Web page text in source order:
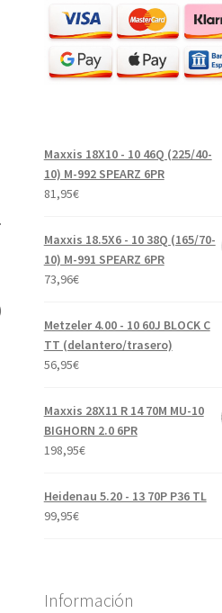
Maxxis 18X10 - 10 46Q (225/40-
10) M-992 SPEARZ 6PR
81,95€
Maxxis 18.5X6 - 10 38Q (165/70-
10) M-991 SPEARZ 6PR
73,96€
Metzeler 4.00 - 10 60J BLOCK C
TT (delantero/trasero)
56,95€
Maxxis 28X11 R 14 70M MU-10
BIGHORN 2.0 6PR
198,95€
Heidenau 5.20 - 13 70P P36 TL
99,95€
Información